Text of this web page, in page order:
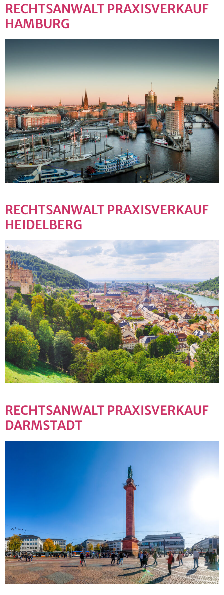
RECHTSANWALT PRAXISVERKAUF
HAMBURG
RECHTSANWALT PRAXISVERKAUF
HEIDELBERG
RECHTSANWALT PRAXISVERKAUF
DARMSTADT